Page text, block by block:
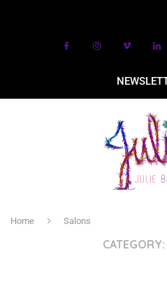
Home Salons
CATEGORY: